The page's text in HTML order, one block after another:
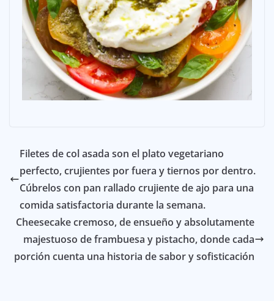
Filetes de col asada son el plato vegetariano
perfecto, crujientes por fuera y tiernos por dentro.
Cúbrelos con pan rallado crujiente de ajo para una
comida satisfactoria durante la semana.
Cheesecake cremoso, de ensueño y absolutamente
majestuoso de frambuesa y pistacho, donde cada
porción cuenta una historia de sabor y sofisticación